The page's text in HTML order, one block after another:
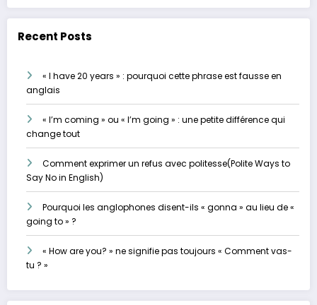
Recent Posts
« I have 20 years » : pourquoi cette phrase est fausse en
anglais
« I’m coming » ou « I’m going » : une petite différence qui
change tout
Comment exprimer un refus avec politesse(Polite Ways to
Say No in English)
Pourquoi les anglophones disent-ils « gonna » au lieu de «
going to » ?
« How are you? » ne signifie pas toujours « Comment vas-
tu ? »